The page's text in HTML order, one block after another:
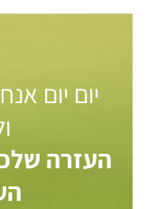
יום יום
העזרה